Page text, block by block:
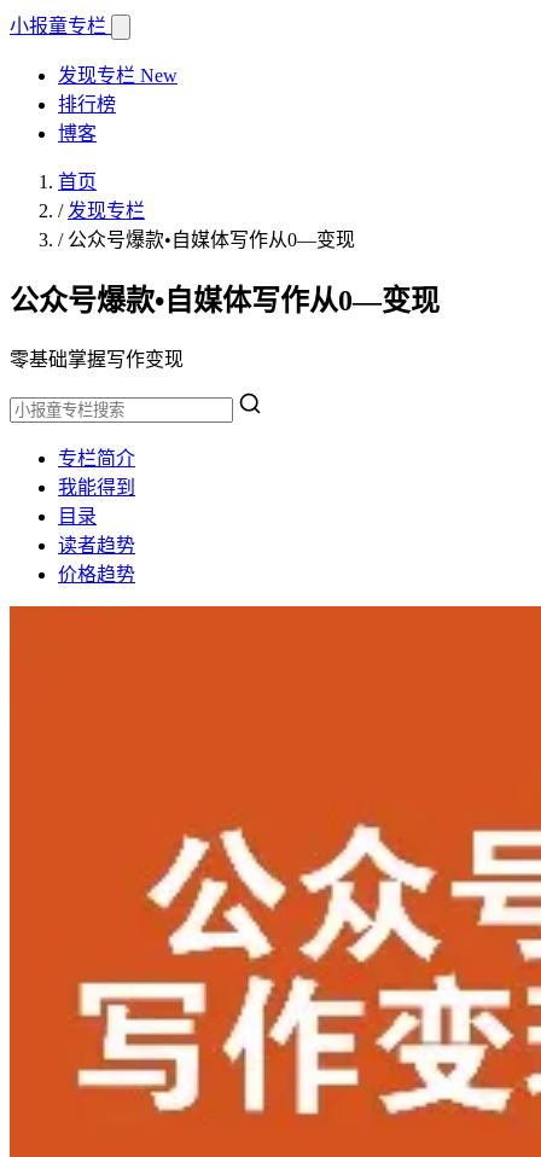
小报童专栏
发现专栏 New
排行榜
博客
首页
/ 发现专栏
/ 公众号爆款•自媒体写作从0—变现
公众号爆款•自媒体写作从0—变现
零基础掌握写作变现
专栏简介
我能得到
目录
读者趋势
价格趋势